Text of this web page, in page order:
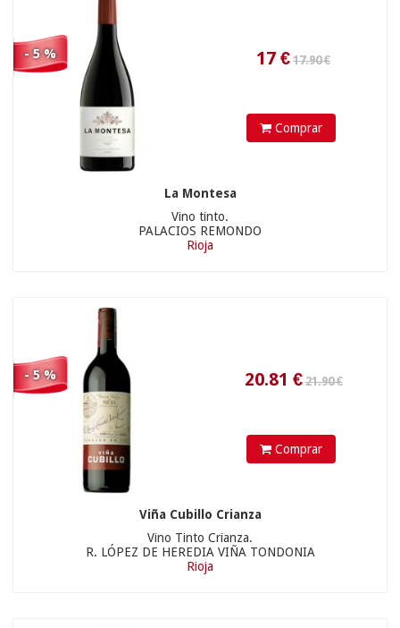
- 5 %
Comprar
La Montesa
Vino tinto.
PALACIOS REMONDO
Rioja
- 5 %
Comprar
Viña Cubillo Crianza
Vino Tinto Crianza.
R. LÓPEZ DE HEREDIA VIÑA TONDONIA
Rioja